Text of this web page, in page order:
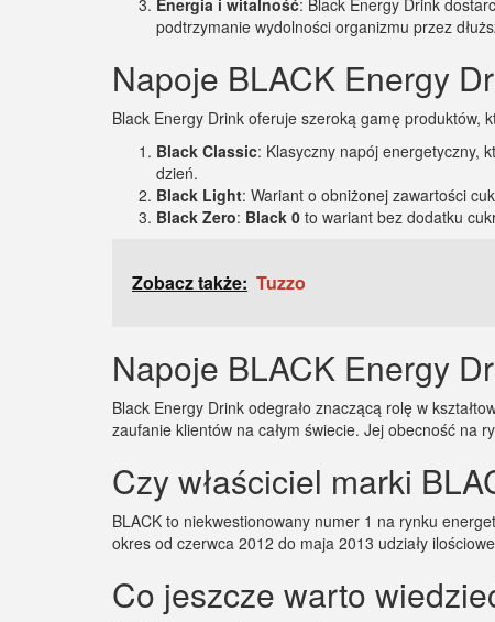
Energia i witalność: Black Energy Drink
podtrzymanie wydolności organizmu przez
Napoje BLACK Energy
Black Energy Drink oferuje szeroką gamę produktów,
Black Classic: Klasyczny napój energetyczny,
dzień.
Black Light: Wariant o obniżonej zawartości
Black Zero: Black 0 to wariant bez dodatku
Zobacz także: Tuzzo
Napoje BLACK Energy
Black Energy Drink odegrało znaczącą rolę w
zaufanie klientów na całym świecie. Jej obecność na
Czy właściciel marki
BLACK to niekwestionowany numer 1 na rynku
okres od czerwca 2012 do maja 2013 udziały
Co jeszcze warto